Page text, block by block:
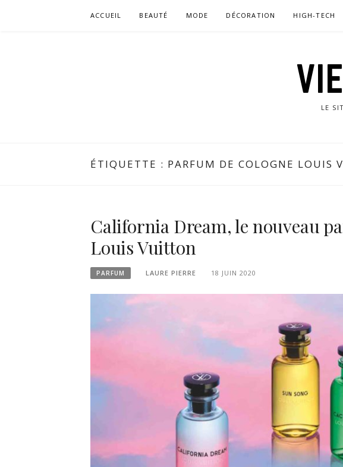
ACCUEIL BEAUTÉ MODE DÉCORATION HIGH-TECH
LE
ÉTIQUETTE : PARFUM DE COLOGNE LOUIS
California Dream, le nouveau
Louis Vuitton
PARFUM LAURE PIERRE 18 JUIN 2020